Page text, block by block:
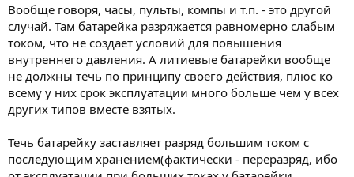
Вообще говоря, часы, пульты, компы и т.п. - это другой
случай. Там батарейка разряжается равномерно слабым
током, что не создает условий для повышения
внутреннего давления. А литиевые батарейки вообще
не должны течь по принципу своего действия, плюс ко
всему у них срок эксплуатации много больше чем у всех
других типов вместе взятых.
Течь батарейку заставляет разряд большим током с
последующим хранением(фактически - переразряд, ибо